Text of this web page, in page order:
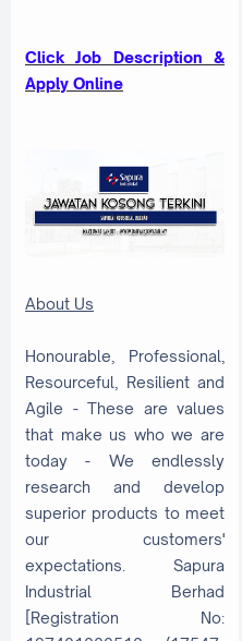
Click Job Description &
Apply Online
About Us
Honourable, Professional,
Resourceful, Resilient and
Agile - These are values
that make us who we are
today - We endlessly
research and develop
superior products to meet
our customers'
expectations. Sapura
Industrial Berhad
[Registration No: